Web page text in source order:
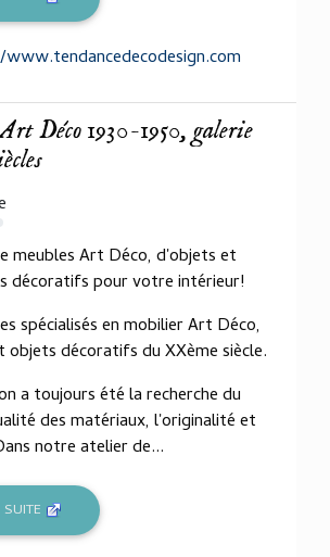
Déco 1930-1950, galerie
meubles Art Déco, d'objets et
décoratifs pour votre intérieur!
spécialisés en mobilier Art Déco,
objets décoratifs du XXème siècle.
a toujours été la recherche du
des matériaux, l'originalité et
notre atelier de...